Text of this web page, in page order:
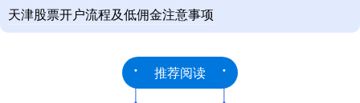
天津股票开户流程及低佣金注意事项
推荐阅读